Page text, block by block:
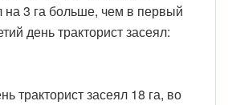
на 3 га больше, чем в первый
день тракторист засеял:
тракторист засеял 18 га, во